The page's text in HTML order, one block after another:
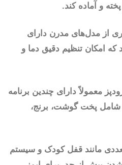
و آماده کند.
از مدل‌های مدرن دارای
امکان تنظیم دقیق دما و
معمولاً دارای چندین برنامه
پخت گوشت، برنج،
مانند قفل کودک و سیستم